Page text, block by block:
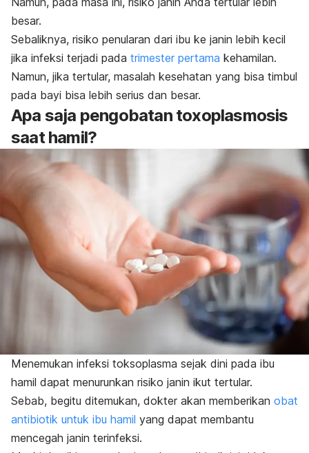
besar.
Sebaliknya, risiko penularan dari ibu ke janin lebih kecil
jika infeksi terjadi pada trimester pertama kehamilan.
Namun, jika tertular, masalah kesehatan yang bisa timbul
pada bayi bisa lebih serius dan besar.
Apa saja pengobatan toxoplasmosis
saat hamil?
Menemukan infeksi toksoplasma sejak dini pada ibu
hamil dapat menurunkan risiko janin ikut tertular.
Sebab, begitu ditemukan, dokter akan memberikan obat
antibiotik untuk ibu hamil yang dapat membantu
mencegah janin terinfeksi.